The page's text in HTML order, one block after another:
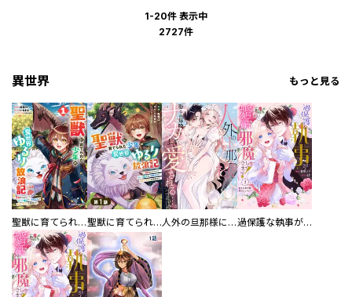
1-20件 表示中
2727件
異世界 もっと見る
聖獣に育てられた少年の異世界ゆるり放浪記～神様からもらったチート魔法で、仲間たちとスローライフを満喫中～ 聖獣に育てられた少年の異世界ゆるり放浪記～神様からもらったチート魔法で、仲間たちとスローライフを満喫中～【分冊版】 人外の旦那様に娶られ毎晩ナカまで愛される…。アンソロジー 過保護な執事が私の婚活を邪魔してきます！ 分冊版